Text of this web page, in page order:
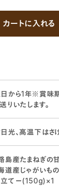
カートに入れる
から1年※賞味
りいたします。
光、高温下はさ
島産たまねぎの
道産じゃがいも
て－(150g)×1